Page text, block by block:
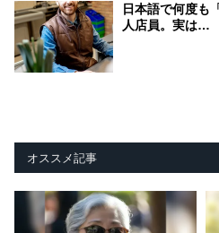
日本語で何度も
人店員。実は…
オススメ記事